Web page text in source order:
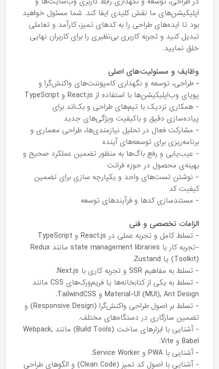
اپلیکیشن‌های ما نقش کلیدی ایفا کند. شما مسئول خواهید
بود تا ایده‌های طراحی را به کدهای تمیز، کارآمد و تعاملی
تبدیل کنید و تجربه کاربری بی‌نظیری را برای کاربران نهایی
خلق نمایید.
وظایف و مسئولیت‌های اصلی
- طراحی، توسعه و نگهداری کامپوننت‌های واکنش‌گرا و
پویای وب‌اپلیکیشن‌ها با استفاده از React.js و TypeScript
- همکاری نزدیک با تیم‌های طراحی و بک‌اند برای
پیاده‌سازی دقیق و باکیفیت ویژگی‌های جدید
- مشارکت فعال در تحلیل نیازمندی‌ها، طراحی معماری و
برنامه‌ریزی برای توسعه‌های آینده
- عیب‌یابی و رفع باگ‌ها به منظور تضمین عملکرد صحیح و
بهینه‌ی محصول در حوزه فرانت
- نوشتن تست‌های واحد و یکپارچه سازی برای تضمین
کیفیت کد
- مستندسازی کدها و فرآیندهای توسعه
الزامات تخصصی و فنی
- تسلط کامل و تجربه عملی در React.js و TypeScript
-تجربه کار با state management libraries مانند Redux
(Toolkit) یا Zustand.
- تسلط به مفاهیم SSR و تجربه کاری با Next.js.
- تسلط به یکی از کتابخانه‌ها یا فریم‌ورک‌های CSS مانند
Material-UI (MUI), Ant Design و TailwindCSS.
- تسلط بر اصول طراحی واکنش‌گرا (Responsive Design) و
تضمین سازگاری در دستگاه‌های مختلف.
- آشنایی با ابزارهای ساخت (Build Tools) مانند Webpack,
Babel و Vite.
- آشنایی با PWA و Service Worker.
- آشنایی با اصول کد تمیز (Clean Code) و الگوهای طراحی